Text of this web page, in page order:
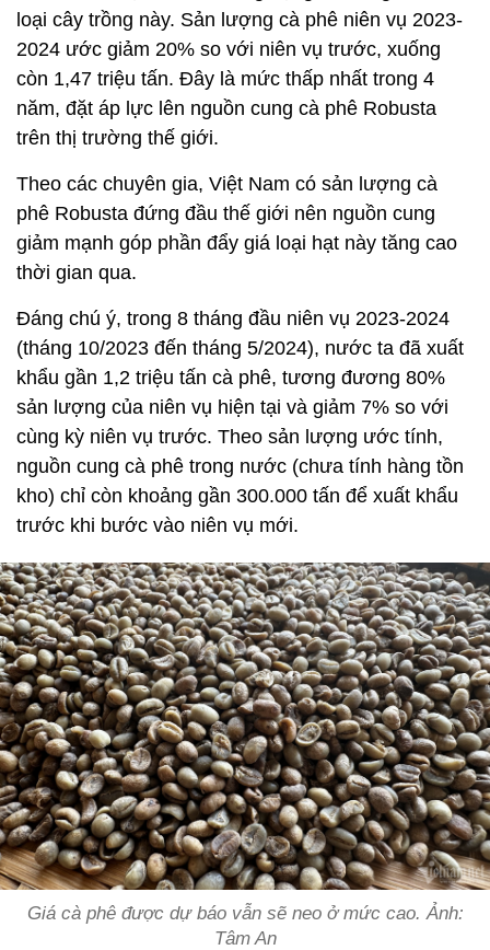
loại cây trồng này. Sản lượng cà phê niên vụ 2023-
2024 ước giảm 20% so với niên vụ trước, xuống
còn 1,47 triệu tấn. Đây là mức thấp nhất trong 4
năm, đặt áp lực lên nguồn cung cà phê Robusta
trên thị trường thế giới.
Theo các chuyên gia, Việt Nam có sản lượng cà
phê Robusta đứng đầu thế giới nên nguồn cung
giảm mạnh góp phần đẩy giá loại hạt này tăng cao
thời gian qua.
Đáng chú ý, trong 8 tháng đầu niên vụ 2023-2024
(tháng 10/2023 đến tháng 5/2024), nước ta đã xuất
khẩu gần 1,2 triệu tấn cà phê, tương đương 80%
sản lượng của niên vụ hiện tại và giảm 7% so với
cùng kỳ niên vụ trước. Theo sản lượng ước tính,
nguồn cung cà phê trong nước (chưa tính hàng tồn
kho) chỉ còn khoảng gần 300.000 tấn để xuất khẩu
trước khi bước vào niên vụ mới.
Giá cà phê được dự báo vẫn sẽ neo ở mức cao. Ảnh:
Tâm An